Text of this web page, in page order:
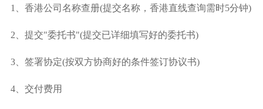
1、香港公司名称查册(提交名称，香港直线查询需时5分钟)
2、提交"委托书"(提交已详细填写好的委托书)
3、签署协定(按双方协商好的条件签订协议书)
4、交付费用